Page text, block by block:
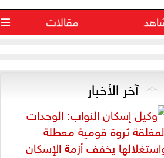
مقالات 
آخر الأخبار